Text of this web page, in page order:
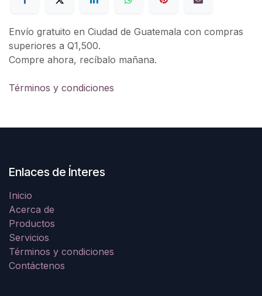
Envío gratuito en Ciudad de Guatemala con compras
superiores a Q1,500.
Compre ahora, recíbalo mañana.
Términos y condiciones
Enlaces de Ínteres
Inicio
Acerca de
Productos
Servicios
Términos y condiciones
Contáctenos